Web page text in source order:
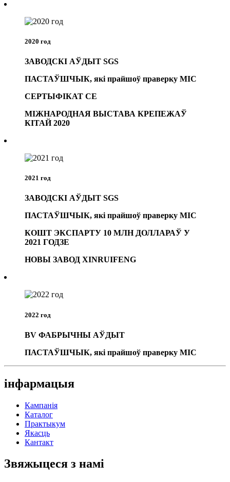
2020 год
ЗАВОДСКІ АЎДЫТ SGS
ПАСТАЎШЧЫК, які прайшоў праверку MIC
СЕРТЫФІКАТ CE
МІЖНАРОДНАЯ ВЫСТАВА КРЕПЕЖАЎ
КІТАЙ 2020
2021 год
ЗАВОДСКІ АЎДЫТ SGS
ПАСТАЎШЧЫК, які прайшоў праверку MIC
КОШТ ЭКСПАРТУ 10 МЛН ДОЛЛАРАЎ У
2021 ГОДЗЕ
НОВЫ ЗАВОД XINRUIFENG
2022 год
BV ФАБРЫЧНЫ АЎДЫТ
ПАСТАЎШЧЫК, які прайшоў праверку MIC
інфармацыя
Кампанія
Каталог
Практыкум
Якасць
Кантакт
Звяжыцеся з намі